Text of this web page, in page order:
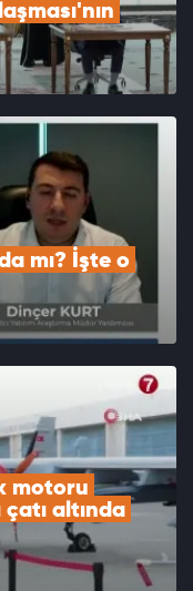
mı? İşte o
motoru
altında